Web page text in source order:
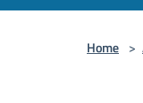
Home >